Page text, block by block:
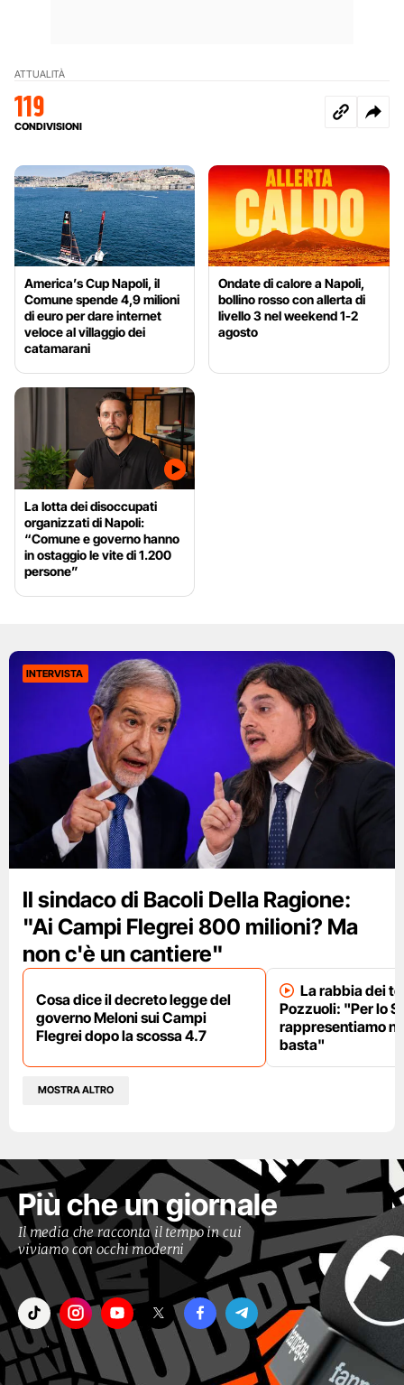
ATTUALITÀ
119
CONDIVISIONI
America’s Cup Napoli, il
Comune spende 4,9 milioni
di euro per dare internet
veloce al villaggio dei
catamarani
Ondate di calore a Napoli,
bollino rosso con allerta di
livello 3 nel weekend 1-2
agosto
La lotta dei disoccupati
organizzati di Napoli:
“Comune e governo hanno
in ostaggio le vite di 1.200
persone”
INTERVISTA
Il sindaco di Bacoli Della Ragione:
"Ai Campi Flegrei 800 milioni? Ma
non c'è un cantiere"
Cosa dice il decreto legge del
governo Meloni sui Campi
Flegrei dopo la scossa 4.7
La rabbia dei
Pozzuoli: "Per lo
rappresentiamo
basta"
MOSTRA ALTRO
Più che un giornale
Il media che racconta il tempo in cui
viviamo con occhi moderni